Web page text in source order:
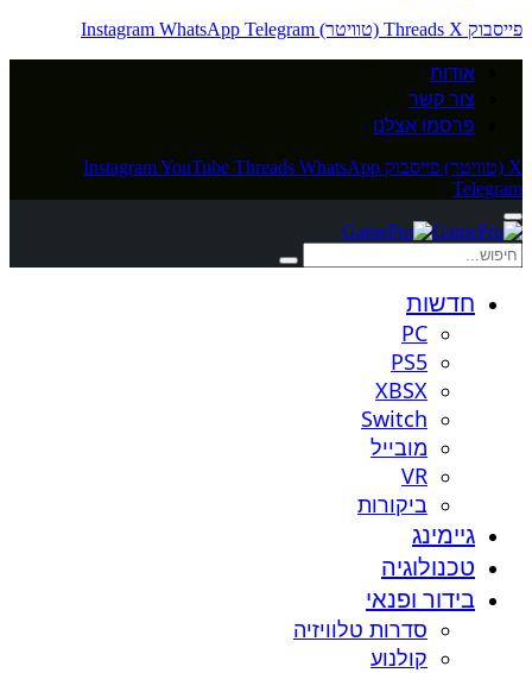
פייסבוק
Threads X (טוויטר) Instagram WhatsApp Telegram
אודות
צור קשר
פרסמו אצלנו
X (טוויטר) פייסבוק InstagramYouTube Threads WhatsApp
Telegram
חדשות
PC
PS5
XBSX
Switch
מובייל
VR
ביקורות
גיימינג
טכנולוגיה
בידור ופנאי
סדרות טלוויזיה
קולנוע